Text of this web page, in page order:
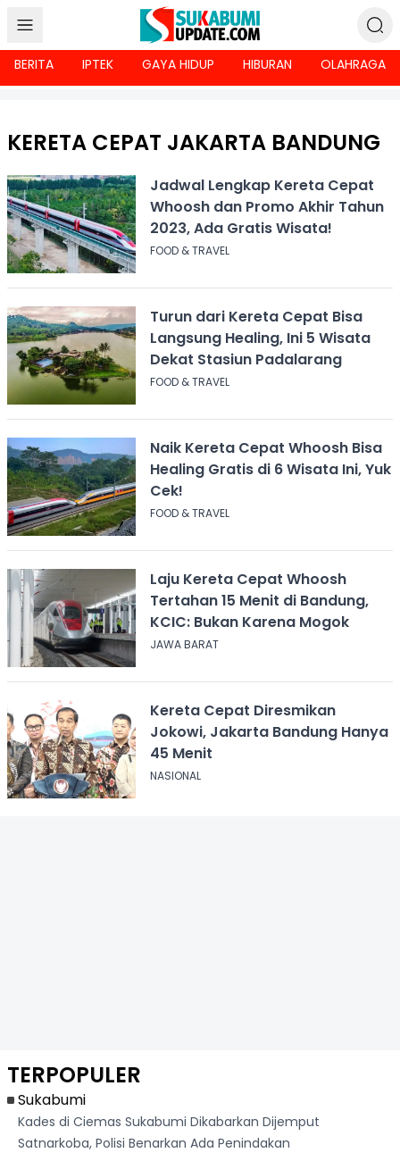
BERITA IPTEK GAYA HIDUP HIBURAN OLAHRAGA
KERETA CEPAT JAKARTA BANDUNG
Jadwal Lengkap Kereta Cepat
Whoosh dan Promo Akhir Tahun
2023, Ada Gratis Wisata!
FOOD & TRAVEL
Turun dari Kereta Cepat Bisa
Langsung Healing, Ini 5 Wisata
Dekat Stasiun Padalarang
FOOD & TRAVEL
Naik Kereta Cepat Whoosh Bisa
Healing Gratis di 6 Wisata Ini, Yuk
Cek!
FOOD & TRAVEL
Laju Kereta Cepat Whoosh
Tertahan 15 Menit di Bandung,
KCIC: Bukan Karena Mogok
JAWA BARAT
Kereta Cepat Diresmikan
Jokowi, Jakarta Bandung Hanya
45 Menit
NASIONAL
TERPOPULER
Sukabumi
Kades di Ciemas Sukabumi Dikabarkan Dijemput
Satnarkoba, Polisi Benarkan Ada Penindakan